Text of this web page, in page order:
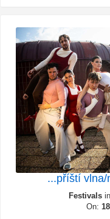
...příští vlna/
Festivalsin
On: